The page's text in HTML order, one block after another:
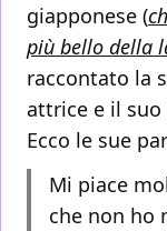
giapponese (
più bello della
raccontato la
attrice e il suo
Ecco le sue
Mi piace
che non ho